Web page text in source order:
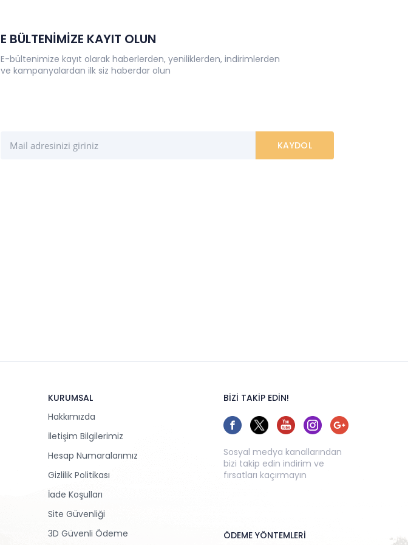
E BÜLTENİMİZE KAYIT OLUN
E-bültenimize kayıt olarak haberlerden, yeniliklerden, indirimlerden
ve kampanyalardan ilk siz haberdar olun
KURUMSAL
Hakkımızda
İletişim Bilgilerimiz
Hesap Numaralarımız
Gizlilik Politikası
İade Koşulları
Site Güvenliği
3D Güvenli Ödeme
BİZİ TAKİP EDİN!
Sosyal medya kanallarından
bizi takip edin indirim ve
fırsatları kaçırmayın
ÖDEME YÖNTEMLERİ